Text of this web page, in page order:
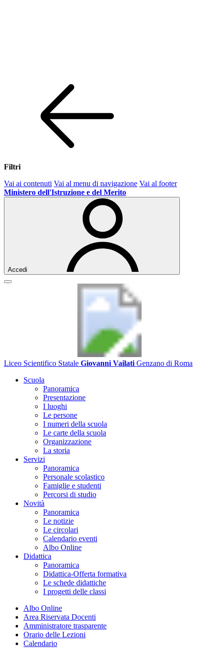
Filtri
Vai ai contenuti Vai al menu di navigazione Vai al footer
Ministero dell'Istruzione e del Merito
Accedi
Liceo Scientifico Statale Giovanni Vailati Genzano di Roma
Scuola
Panoramica
Presentazione
I luoghi
Le persone
I numeri della scuola
Le carte della scuola
Organizzazione
La storia
Servizi
Panoramica
Personale scolastico
Famiglie e studenti
Percorsi di studio
Novità
Panoramica
Le notizie
Le circolari
Calendario eventi
Albo Online
Didattica
Panoramica
Didattica-Offerta formativa
Le schede didattiche
I progetti delle classi
Albo Online
Area Riservata Docenti
Amministratore trasparente
Orario delle Lezioni
Calendario